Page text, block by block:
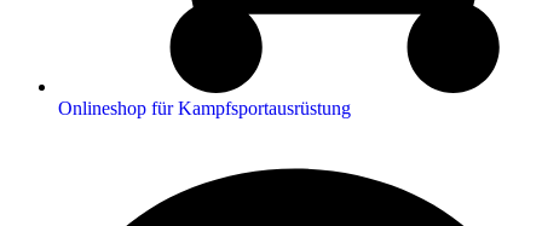
Onlineshop für Kampfsportausrüstung